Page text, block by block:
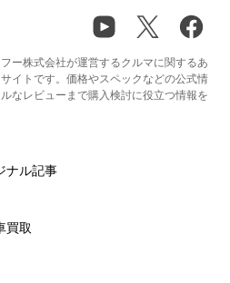
ー株式会社が運営するクルマに関するあ
イトです。価格やスペックなどの公式情
なレビューまで購入検討に役立つ情報を
ナル記事
買取